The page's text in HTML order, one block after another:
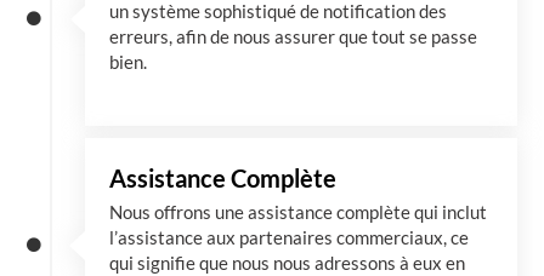
un système sophistiqué de notification des
erreurs, afin de nous assurer que tout se passe
bien.
Assistance Complète
Nous offrons une assistance complète qui inclut
l’assistance aux partenaires commerciaux, ce
qui signifie que nous nous adressons à eux en